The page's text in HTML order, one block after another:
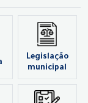
Legislação
municipal